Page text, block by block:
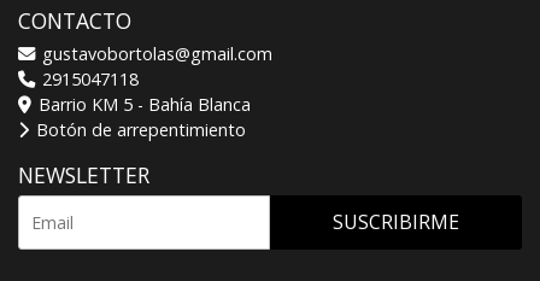
CONTACTO
gustavobortolas@gmail.com
2915047118
Barrio KM 5 - Bahía Blanca
Botón de arrepentimiento
NEWSLETTER
SUSCRIBIRME